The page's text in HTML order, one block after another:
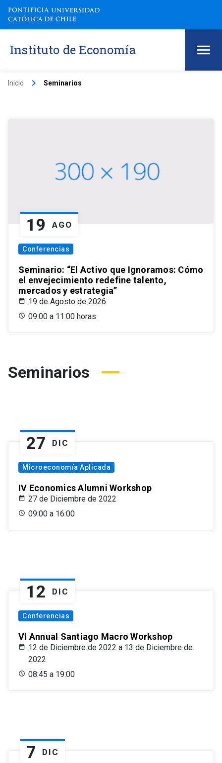
Instituto de Economía
Inicio keyboard_arrow_right Seminarios
19 AGO
Conferencias
Seminario: “El Activo que Ignoramos: Cómo
el envejecimiento redefine talento,
mercados y estrategia”
19 de Agosto de 2026
09:00 a 11:00 horas
Seminarios
27 DIC
Microeconomía Aplicada
IV Economics Alumni Workshop
27 de Diciembre de 2022
09:00 a 16:00
12 DIC
Conferencias
VI Annual Santiago Macro Workshop
12 de Diciembre de 2022 a 13 de Diciembre de
2022
08:45 a 19:00
7 DIC